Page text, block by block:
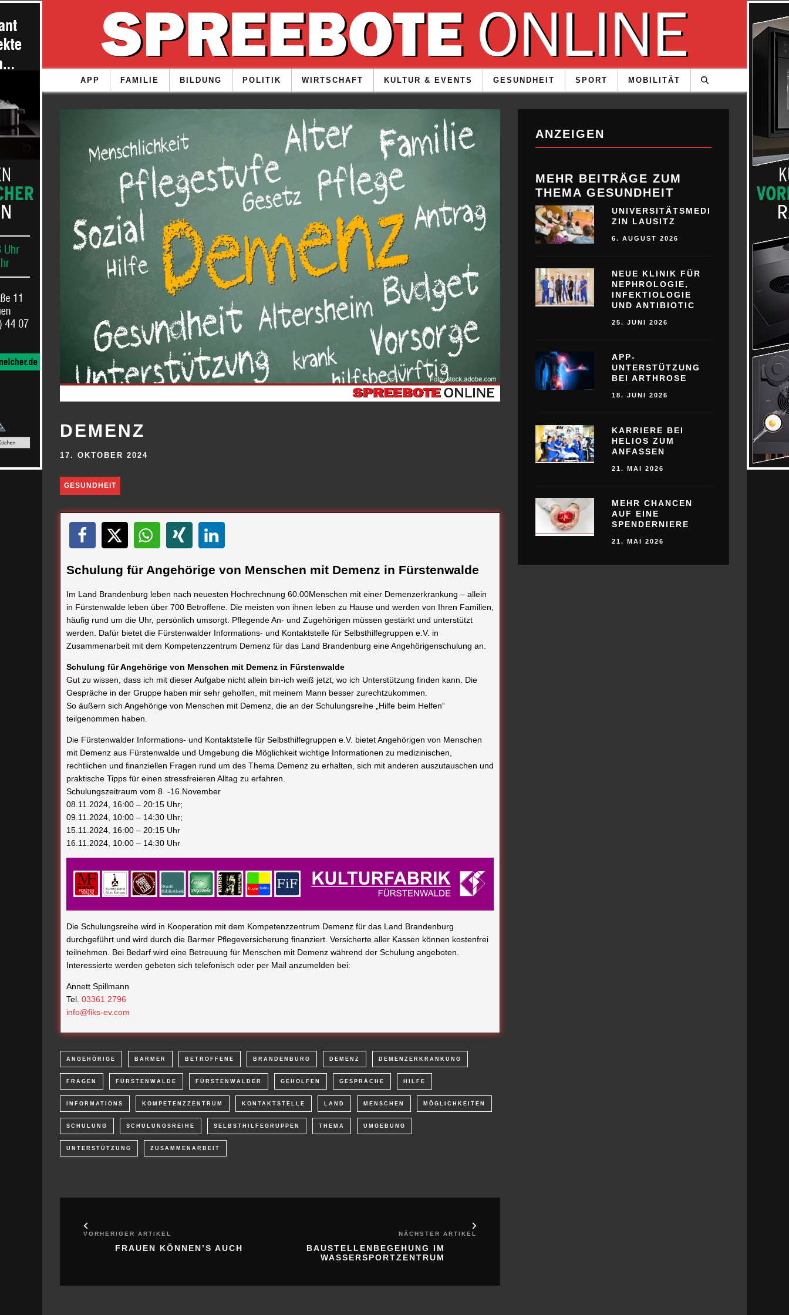
APP FAMILIE BILDUNG POLITIK WIRTSCHAFT KULTUR & EVENTS GESUNDHEIT SPORT MOBILITÄT
DEMENZ
17. OKTOBER 2024
GESUNDHEIT
Schulung für Angehörige von Menschen mit Demenz in Fürstenwalde
Im Land Brandenburg leben nach neuesten Hochrechnung 60.00Menschen mit einer Demenzerkrankung – allein
in Fürstenwalde leben über 700 Betroffene. Die meisten von ihnen leben zu Hause und werden von Ihren Familien,
häufig rund um die Uhr, persönlich umsorgt. Pflegende An- und Zugehörigen müssen gestärkt und unterstützt
werden. Dafür bietet die Fürstenwalder Informations- und Kontaktstelle für Selbsthilfegruppen e.V. in
Zusammenarbeit mit dem Kompetenzzentrum Demenz für das Land Brandenburg eine Angehörigenschulung an.
Schulung für Angehörige von Menschen mit Demenz in Fürstenwalde
Gut zu wissen, dass ich mit dieser Aufgabe nicht allein bin-ich weiß jetzt, wo ich Unterstützung finden kann. Die
Gespräche in der Gruppe haben mir sehr geholfen, mit meinem Mann besser zurechtzukommen.
So äußern sich Angehörige von Menschen mit Demenz, die an der Schulungsreihe „Hilfe beim Helfen“
teilgenommen haben.
Die Fürstenwalder Informations- und Kontaktstelle für Selbsthilfegruppen e.V. bietet Angehörigen von Menschen
mit Demenz aus Fürstenwalde und Umgebung die Möglichkeit wichtige Informationen zu medizinischen,
rechtlichen und finanziellen Fragen rund um des Thema Demenz zu erhalten, sich mit anderen auszutauschen und
praktische Tipps für einen stressfreieren Alltag zu erfahren.
Schulungszeitraum vom 8. -16.November
08.11.2024, 16:00 – 20:15 Uhr;
09.11.2024, 10:00 – 14:30 Uhr;
15.11.2024, 16:00 – 20:15 Uhr
16.11.2024, 10:00 – 14:30 Uhr
Die Schulungsreihe wird in Kooperation mit dem Kompetenzzentrum Demenz für das Land Brandenburg
durchgeführt und wird durch die Barmer Pflegeversicherung finanziert. Versicherte aller Kassen können kostenfrei
teilnehmen. Bei Bedarf wird eine Betreuung für Menschen mit Demenz während der Schulung angeboten.
Interessierte werden gebeten sich telefonisch oder per Mail anzumelden bei:
Annett Spillmann
Tel. 03361 2796
info@fiks-ev.com
ANGEHÖRIGE BARMER BETROFFENE BRANDENBURG DEMENZ DEMENZERKRANKUNG
FRAGEN FÜRSTENWALDE FÜRSTENWALDER GEHOLFEN GESPRÄCHE HILFE
INFORMATIONS KOMPETENZZENTRUM KONTAKTSTELLE LAND MENSCHEN MÖGLICHKEITEN
SCHULUNG SCHULUNGSREIHE SELBSTHILFEGRUPPEN THEMA UMGEBUNG
UNTERSTÜTZUNG ZUSAMMENARBEIT
VORHERIGER ARTIKEL
FRAUEN KÖNNEN’S AUCH
NÄCHSTER ARTIKEL
BAUSTELLENBEGEHUNG IM
WASSERSPORTZENTRUM
ANZEIGEN
MEHR BEITRÄGE ZUM
THEMA GESUNDHEIT
UNIVERSITÄTSMEDI
ZIN LAUSITZ
6. AUGUST 2026
NEUE KLINIK FÜR
NEPHROLOGIE,
INFEKTIOLOGIE
UND ANTIBIOTIC
25. JUNI 2026
APP-
UNTERSTÜTZUNG
BEI ARTHROSE
18. JUNI 2026
KARRIERE BEI
HELIOS ZUM
ANFASSEN
21. MAI 2026
MEHR CHANCEN
AUF EINE
SPENDERNIERE
21. MAI 2026